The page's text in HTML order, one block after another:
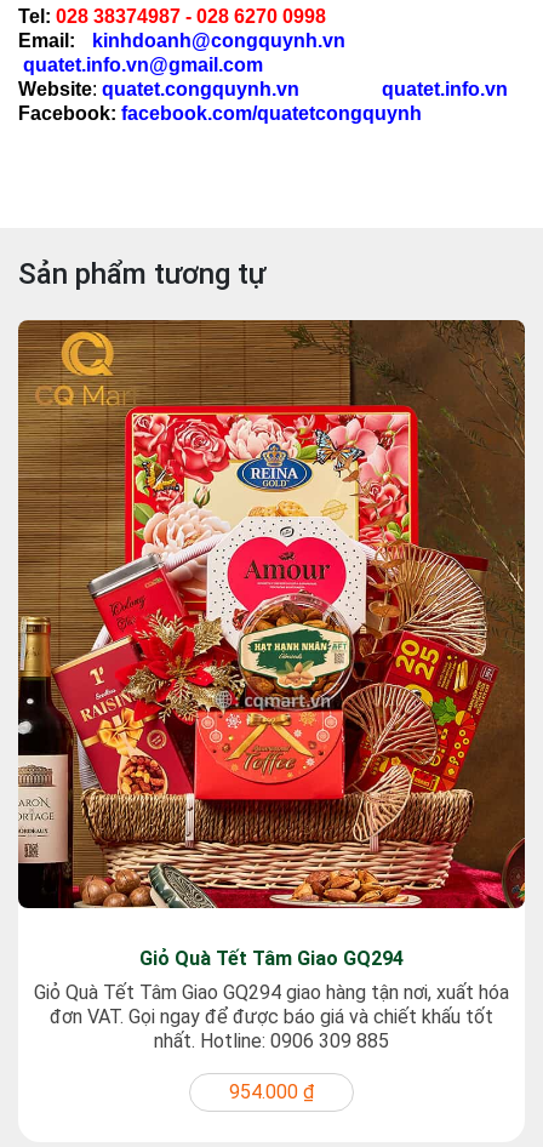
Tel: 028 38374987 - 028 6270 0998
Email:
kinhdoanh@congquynh.vn
quatet.info.vn@gmail.com
Website: quatet.congquynh.vn
quatet.info.vn
Facebook: facebook.com/quatetcongquynh
Sản phẩm tương tự
Giỏ Quà Tết Tâm Giao GQ294
Giỏ Quà Tết Tâm Giao GQ294 giao hàng tận nơi, xuất hóa
đơn VAT. Gọi ngay để được báo giá và chiết khấu tốt
nhất. Hotline: 0906 309 885
954.000 ₫